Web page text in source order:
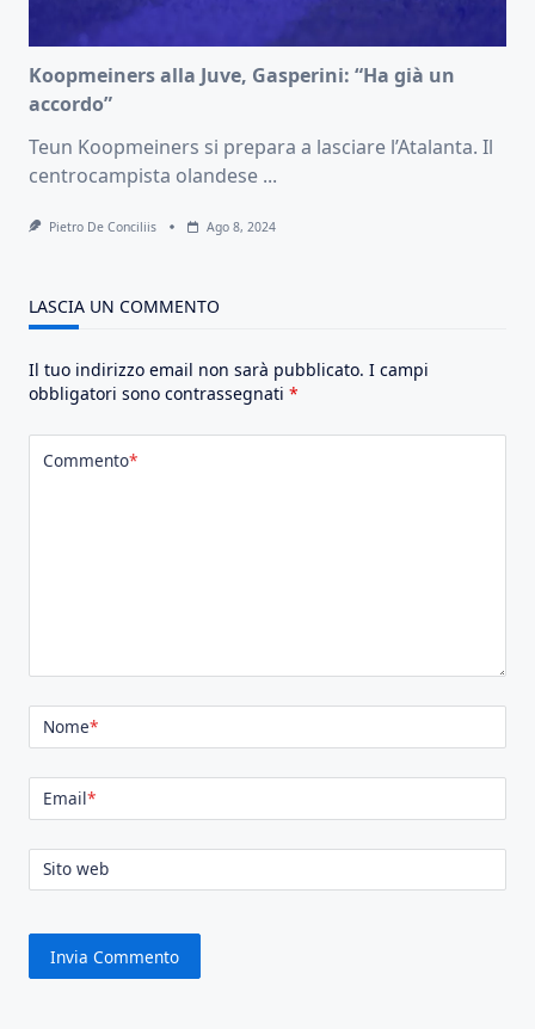
Koopmeiners alla Juve, Gasperini: “Ha già un
accordo”
Teun Koopmeiners si prepara a lasciare l’Atalanta. Il
centrocampista olandese ...
Pietro De Conciliis Ago 8, 2024
LASCIA UN COMMENTO
Il tuo indirizzo email non sarà pubblicato. I campi
obbligatori sono contrassegnati *
Commento*
Nome*
Email*
Sito web